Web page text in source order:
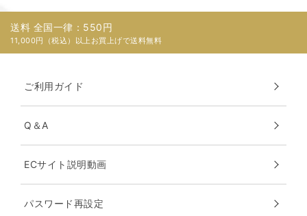
送料 全国一律：550円
11,000円（税込）以上お買上げで送料無料
ご利用ガイド
Q＆A
ECサイト説明動画
パスワード再設定